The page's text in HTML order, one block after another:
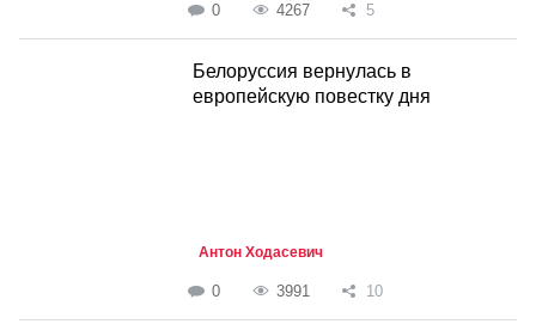
0 4267 5
Белоруссия вернулась в
европейскую повестку дня
Антон Ходасевич
0 3991 10